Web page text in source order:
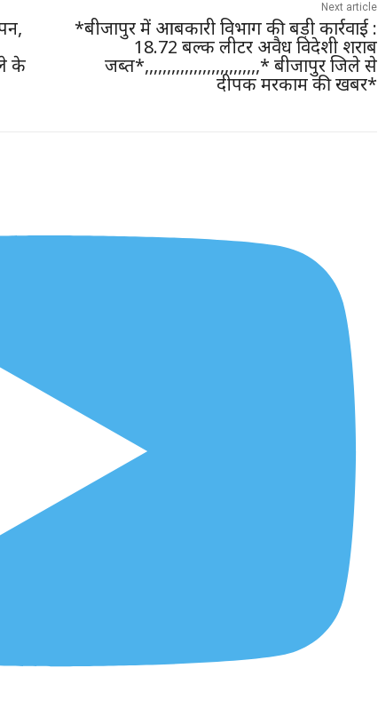
के
Next article
*बीजापुर में आबकारी विभाग की बड़ी कार्रवाई :
18.72 बल्क लीटर अवैध विदेशी शराब
जब्त*,,,,,,,,,,,,,,,,,,,,,,,,,,* बीजापुर जिले से
दीपक मरकाम की खबर*